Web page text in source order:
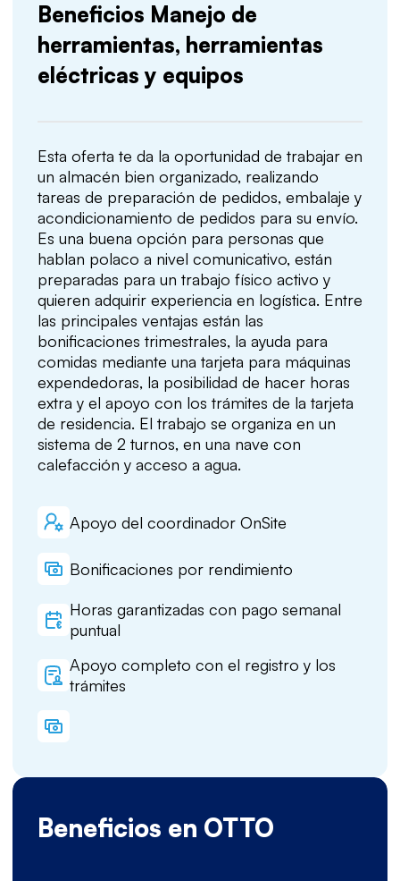
Beneficios Manejo de
herramientas, herramientas
eléctricas y equipos
Esta oferta te da la oportunidad de trabajar en
un almacén bien organizado, realizando
tareas de preparación de pedidos, embalaje y
acondicionamiento de pedidos para su envío.
Es una buena opción para personas que
hablan polaco a nivel comunicativo, están
preparadas para un trabajo físico activo y
quieren adquirir experiencia en logística. Entre
las principales ventajas están las
bonificaciones trimestrales, la ayuda para
comidas mediante una tarjeta para máquinas
expendedoras, la posibilidad de hacer horas
extra y el apoyo con los trámites de la tarjeta
de residencia. El trabajo se organiza en un
sistema de 2 turnos, en una nave con
calefacción y acceso a agua.
Apoyo del coordinador OnSite
Bonificaciones por rendimiento
Horas garantizadas con pago semanal
puntual
Apoyo completo con el registro y los
trámites
Beneficios en OTTO